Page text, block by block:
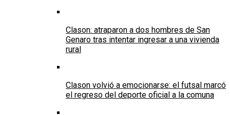
Clason: atraparon a dos hombres de San
Genaro tras intentar ingresar a una vivienda
rural
Clason volvió a emocionarse: el futsal marcó
el regreso del deporte oficial a la comuna